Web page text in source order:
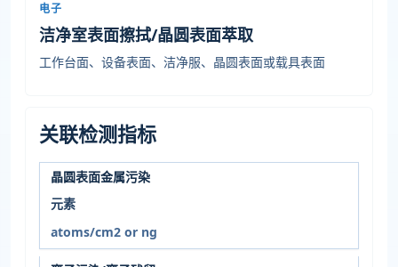
电子
洁净室表面擦拭/晶圆表面萃取
工作台面、设备表面、洁净服、晶圆表面或载具表面
关联检测指标
晶圆表面金属污染
元素
atoms/cm2 or ng